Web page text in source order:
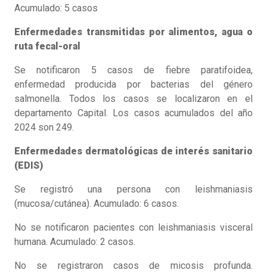
Acumulado: 5 casos
Enfermedades transmitidas por alimentos, agua o
ruta fecal-oral
Se notificaron 5 casos de fiebre paratifoidea,
enfermedad producida por bacterias del género
salmonella. Todos los casos se localizaron en el
departamento Capital. Los casos acumulados del año
2024 son 249.
Enfermedades dermatológicas de interés sanitario
(EDIS)
Se registró una persona con leishmaniasis
(mucosa/cutánea). Acumulado: 6 casos.
No se notificaron pacientes con leishmaniasis visceral
humana. Acumulado: 2 casos.
No se registraron casos de micosis profunda.